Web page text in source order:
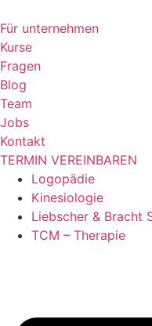
Inhalt
springen
Für unternehmen
Kurse
Fragen
Blog
Team
Jobs
Kontakt
TERMIN VEREINBAREN
Logopädie
Kinesiologie
Liebscher & Bracht
TCM – Therapie